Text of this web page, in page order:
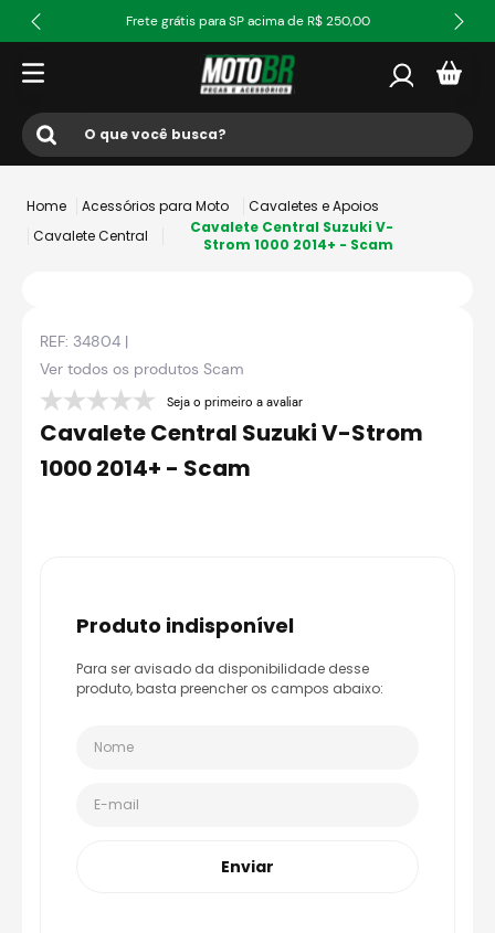
Frete grátis para SP acima de R$ 250,00
O que você busca?
4º fw3
5 º jaqueta
7º axxis fenix
Acessórios para Moto
Cavaletes e Apoios
Cavalete Central
Cavalete Central Suzuki V-
Strom 1000 2014+ - Scam
REF: 34804 |
Ver todos os produtos Scam
Seja o primeiro a avaliar
Cavalete Central Suzuki V-Strom
1000 2014+ - Scam
produto indisponível
Para ser avisado da disponibilidade desse
produto, basta preencher os campos abaixo:
Enviar